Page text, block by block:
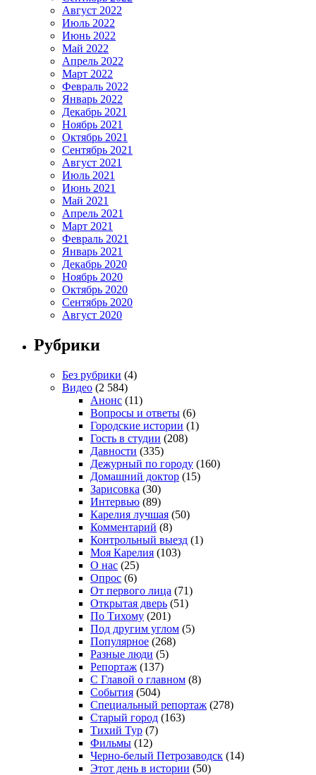
Август 2022
Июль 2022
Июнь 2022
Май 2022
Апрель 2022
Март 2022
Февраль 2022
Январь 2022
Декабрь 2021
Ноябрь 2021
Октябрь 2021
Сентябрь 2021
Август 2021
Июль 2021
Июнь 2021
Май 2021
Апрель 2021
Март 2021
Февраль 2021
Январь 2021
Декабрь 2020
Ноябрь 2020
Октябрь 2020
Сентябрь 2020
Август 2020
Рубрики
Без рубрики (4)
Видео (2 584)
Анонс (11)
Вопросы и ответы (6)
Городские истории (1)
Гость в студии (208)
Давности (335)
Дежурный по городу (160)
Домашний доктор (15)
Зарисовка (30)
Интервью (89)
Карелия лучшая (50)
Комментарий (8)
Контрольный выезд (1)
Моя Карелия (103)
О нас (25)
Опрос (6)
От первого лица (71)
Открытая дверь (51)
По Тихому (201)
Под другим углом (5)
Популярное (268)
Разные люди (5)
Репортаж (137)
С Главой о главном (8)
События (504)
Специальный репортаж (278)
Старый город (163)
Тихий Тур (7)
Фильмы (12)
Черно-белый Петрозаводск (14)
Этот день в истории (50)